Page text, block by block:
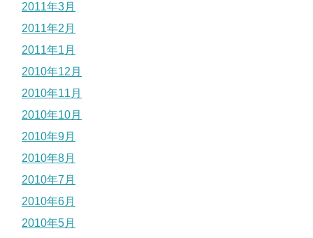
2011年3月
2011年2月
2011年1月
2010年12月
2010年11月
2010年10月
2010年9月
2010年8月
2010年7月
2010年6月
2010年5月